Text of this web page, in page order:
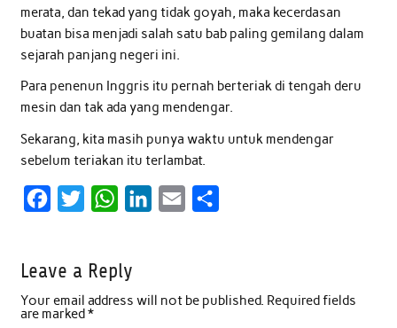
merata, dan tekad yang tidak goyah, maka kecerdasan
buatan bisa menjadi salah satu bab paling gemilang dalam
sejarah panjang negeri ini.
Para penenun Inggris itu pernah berteriak di tengah deru
mesin dan tak ada yang mendengar.
Sekarang, kita masih punya waktu untuk mendengar
sebelum teriakan itu terlambat.
e
b
t
W
t
s
e
l
e
Leave a Reply
Your email address will not be published. Required fields
are marked*